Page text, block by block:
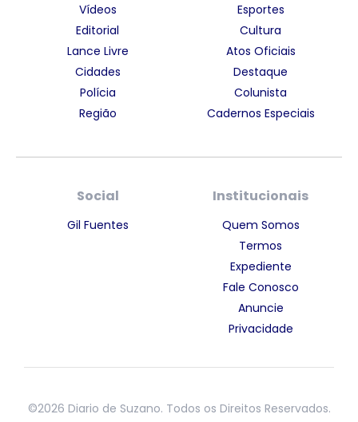
Vídeos
Editorial
Lance Livre
Cidades
Polícia
Região
Esportes
Cultura
Atos Oficiais
Destaque
Colunista
Cadernos Especiais
Social
Gil Fuentes
Institucionais
Quem Somos
Termos
Expediente
Fale Conosco
Anuncie
Privacidade
©2026 Diario de Suzano. Todos os Direitos Reservados.